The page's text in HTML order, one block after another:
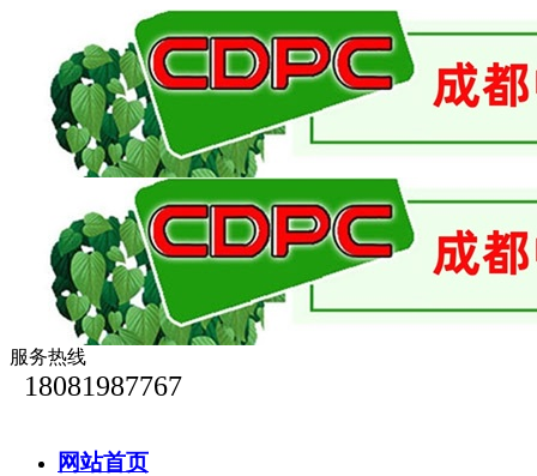
服务热线
18081987767
网站首页